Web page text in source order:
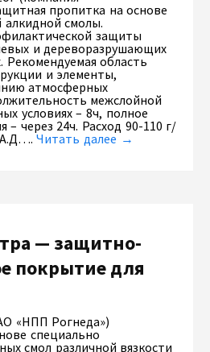
пропитка на основе
смолы.
защиты
и дереворазрушающих
Рекомендуемая область
и элементы,
атмосферных
межслойной
условиях – 8ч, полное
– через 24ч. Расход 90-110 г/
А.Д….Читать далее →
— защитно-
покрытие для
«НПП Рогнеда»)
специально
смол различной вязкости